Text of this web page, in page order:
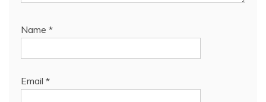
Name *
Email *